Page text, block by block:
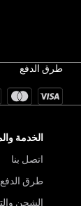
طرق الدفع
الخدمة
اتصل بنا
طرق الدفع
الشحن